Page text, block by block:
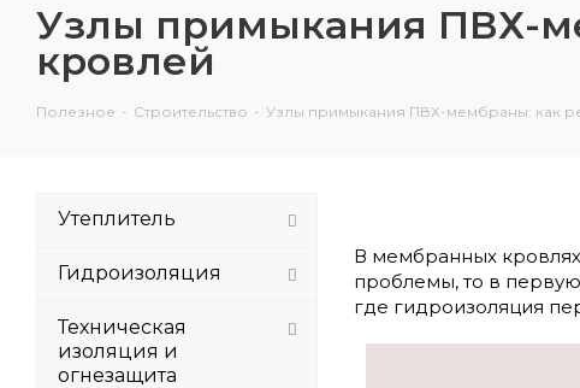
Узлы примыкания ПВХ-
кровлей
Полезное - Строительство - Узлы примыкания ПВХ-мембраны: как
В мембранных
проблемы, то в
где гидроизоляция
Утеплитель
Гидроизоляция
Техническая
изоляция и
огнезащита